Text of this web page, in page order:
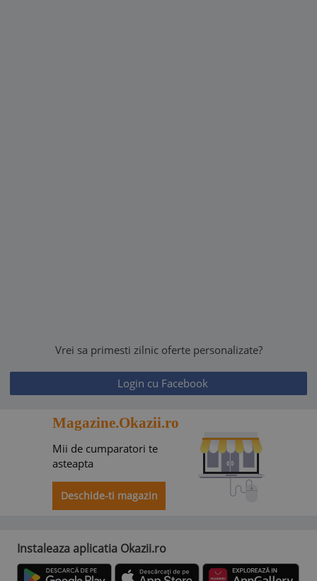
Vrei sa primesti zilnic oferte personalizate?
Login cu Facebook
Magazine.Okazii.ro
Mii de cumparatori te
asteapta
Deschide-ti magazin
Instaleaza aplicatia Okazii.ro